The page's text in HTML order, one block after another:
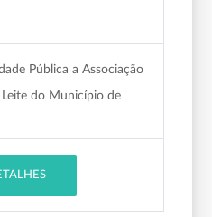
Pública a Associação
do Município de